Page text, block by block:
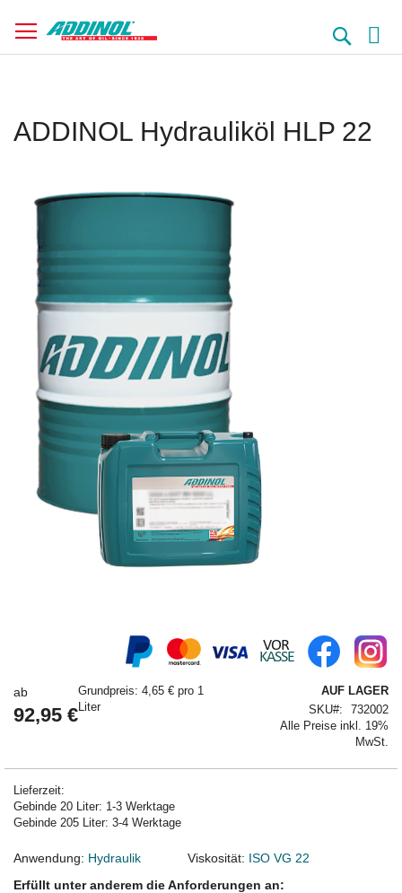
zum
Inhalt
Suche
ADDINOL Hydrauliköl HLP 22
ab
92,95 €
Grundpreis: 4,65 € pro 1
Liter
AUF LAGER
SKU
732002
Alle Preise inkl. 19%
MwSt.
Lieferzeit:
Gebinde 20 Liter: 1-3 Werktage
Gebinde 205 Liter: 3-4 Werktage
Anwendung: Hydraulik Viskosität: ISO VG 22
Erfüllt unter anderem die Anforderungen an:
Ende
Bildergalerie
der
Bildergalerie